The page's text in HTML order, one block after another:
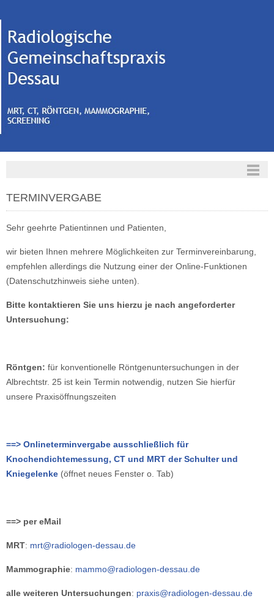
TERMINVERGABE
Sehr geehrte Patientinnen und Patienten,
wir bieten Ihnen mehrere Möglichkeiten zur Terminvereinbarung,
empfehlen allerdings die Nutzung einer der Online-Funktionen
(Datenschutzhinweis siehe unten).
Bitte kontaktieren Sie uns hierzu je nach angeforderter
Untersuchung:
Röntgen: für konventionelle Röntgenuntersuchungen in der
Albrechtstr. 25 ist kein Termin notwendig, nutzen Sie hierfür
unsere Praxisöffnungszeiten
==> Onlineterminvergabe ausschließlich für
Knochendichtemessung, CT und MRT der Schulter und
Kniegelenke (öffnet neues Fenster o. Tab)
==> per eMail
MRT: mrt@radiologen-dessau.de
Mammographie: mammo@radiologen-dessau.de
alle weiteren Untersuchungen: praxis@radiologen-dessau.de